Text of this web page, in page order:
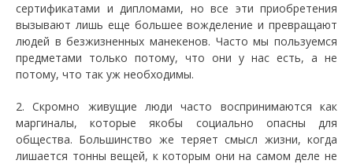
сертификатами и дипломами, но все эти приобретения
вызывают лишь еще большее вожделение и превращают
людей в безжизненных манекенов. Часто мы пользуемся
предметами только потому, что они у нас есть, а не
потому, что так уж необходимы.
2. Скромно живущие люди часто воспринимаются как
маргиналы, которые якобы социально опасны для
общества. Большинство же теряет смысл жизни, когда
лишается тонны вещей, к которым они на самом деле не